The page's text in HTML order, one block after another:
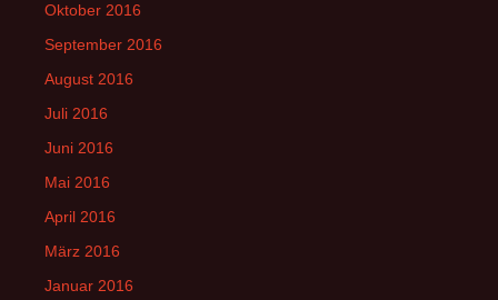
Oktober 2016
September 2016
August 2016
Juli 2016
Juni 2016
Mai 2016
April 2016
März 2016
Januar 2016